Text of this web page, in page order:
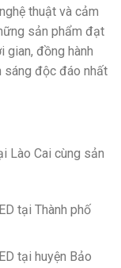
thuật và cảm
sản phẩm đạt
gian, đồng hành
sáng độc đáo nhất
Lào Cai cùng sản
tại Thành phố
tại huyện Bảo